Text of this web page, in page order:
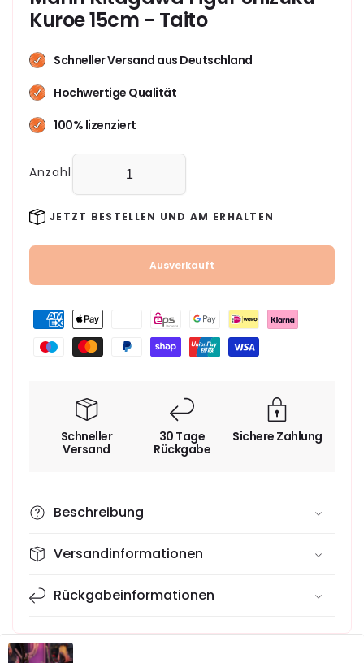
Kuroe 15cm - Taito
Schneller Versand aus Deutschland
Hochwertige Qualität
100% lizenziert
Anzahl
JETZT BESTELLEN UND AM ERHALTEN
Ausverkauft
Zahlungsmethoden
Schneller
Versand
30 Tage
Rückgabe
Sichere Zahlung
Beschreibung
Versandinformationen
Rückgabeinformationen